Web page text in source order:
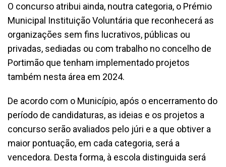
O concurso atribui ainda, noutra categoria, o Prémio
Municipal Instituição Voluntária que reconhecerá as
organizações sem fins lucrativos, públicas ou
privadas, sediadas ou com trabalho no concelho de
Portimão que tenham implementado projetos
também nesta área em 2024.
De acordo com o Município, após o encerramento do
período de candidaturas, as ideias e os projetos a
concurso serão avaliados pelo júri e a que obtiver a
maior pontuação, em cada categoria, será a
vencedora. Desta forma, à escola distinguida será